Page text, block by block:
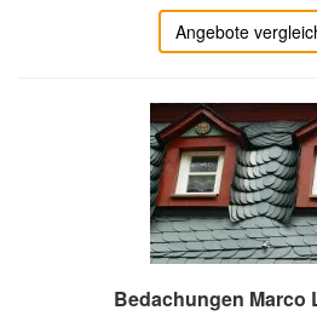
Angebote
Bedachungen Marco